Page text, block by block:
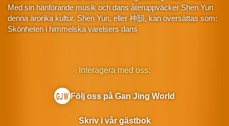
Med sin hänförande musik och dans återuppväcker Shen Yun
denna ärorika kultur. Shen Yun, eller 神韻, kan översättas som:
Skönheten i himmelska varelsers dans
Interagera med oss:
Följ oss på Gan Jing World
Skriv i vår gästbok